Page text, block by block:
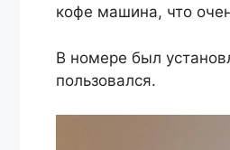
кофе машина, что
В номере был
пользовался.